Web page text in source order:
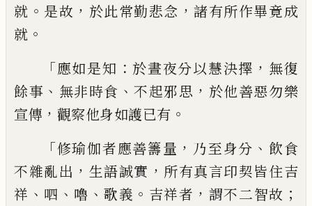
就 。 是故 ， 於此常勤悲念 ，諸有所作畢竟成
就 。
「應如是知 ： 於晝夜分以慧決擇 ， 無復
餘事 、 無非時食 、不起邪思 ， 於他善惡勿樂
宣傳 ， 觀察他身如護已有 。
「修瑜伽者應善籌量 ， 乃至身分 、 飲食
不雜亂出 ， 生語誠實 ， 所有真言印契皆住吉
祥 、 呬 、 嚕 、歌義 。 吉祥者 ， 謂不二智故 ；